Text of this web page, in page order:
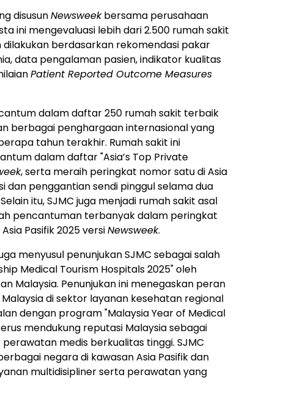
disusunNewsweekbersama perusahaan
ini mengevaluasi lebih dari 2.500 rumah sakit
dilakukan berdasarkan rekomendasi pakar
data pengalaman pasien, indikator kualitas
Patient Reported Outcome Measures
dalam daftar 250 rumah sakit terbaik
berbagai penghargaan internasional yang
tahun terakhir. Rumah sakit ini
dalam daftar "Asia’s Top Private
, serta meraih peringkat nomor satu di Asia
dan penggantian sendi pinggul selama dua
itu, SJMC juga menjadi rumah sakit asal
pencantuman terbanyak dalam peringkat
Pasifik 2025 versiNewsweek.
menyusul penunjukan SJMC sebagai salah
Medical Tourism Hospitals 2025" oleh
Malaysia. Penunjukan ini menegaskan peran
di sektor layanan kesehatan regional
dengan program "Malaysia Year of Medical
mendukung reputasi Malaysia sebagai
medis berkualitas tinggi. SJMC
negara di kawasan Asia Pasifik dan
multidisipliner serta perawatan yang